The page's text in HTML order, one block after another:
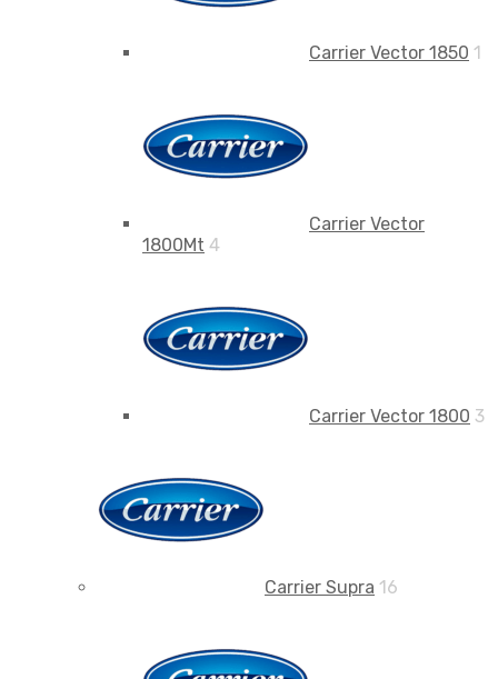
Carrier Vector 1850 1
Carrier Vector
1800Mt 4
Carrier Vector 1800 3
Carrier Supra 16